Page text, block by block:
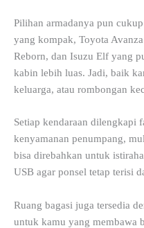
Pilihan armadanya pun
yang kompak, Toyota
Reborn, dan Isuzu Elf yang
kabin lebih luas. Jadi, baik
keluarga, atau rombongan
Setiap kendaraan dilengkapi
kenyamanan penumpang,
bisa direbahkan untuk
USB agar ponsel tetap terisi
Ruang bagasi juga tersedia
untuk kamu yang membawa